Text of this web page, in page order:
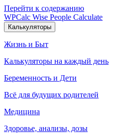
Перейти к содержанию
WPCalc Wise People Calculate
Калькуляторы
Жизнь и Быт
Калькуляторы на каждый день
Беременность и Дети
Всё для будущих родителей
Медицина
Здоровье, анализы, дозы